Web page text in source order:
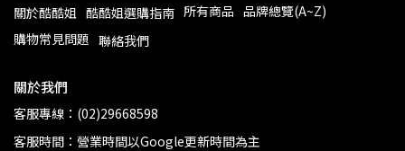
關於酷酷姐 酷酷姐選購指南 所有商品 品牌總覽(A~Z)
購物常見問題 聯絡我們
關於我們
客服專線：(02)29668598
客服時間：營業時間以Google更新時間為主